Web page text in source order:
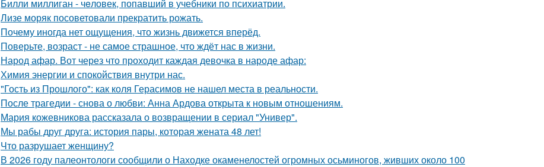
Билли миллиган - чeловек, попавший в учебники по психиатрии.
Лизе моряк посоветовали прекратить рожать.
Почему иногда нет ощущения, что жизнь движется вперёд.
Поверьте, возраст - не самое страшное, что ждёт нас в жизни.
Народ афар. Вот через что проходит каждая девочка в народе афар:
Химия энергии и спокойствия внутри нас.
"Гость из Прошлого": как коля Герасимов не нашел места в реальности.
После трагедии - снова о любви: Анна Ардова открыта к новым отношениям.
Мария кожевникова рассказала о возвращении в сериал "Универ".
Мы рабы друг друга: история пары, которая жената 48 лет!
Что разрушает женщину?
В 2026 году палеонтологи сообщили о Находке окаменелостей огромных осьминогов, живших около 100